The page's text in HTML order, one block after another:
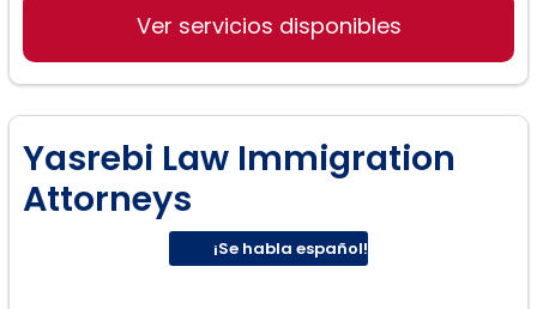
Ciudadanía y naturalización:
Ver servicios disponibles
Yasrebi Law Immigration
Attorneys
¡Se habla español!